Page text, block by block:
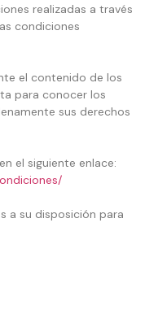
realizadas a través
condiciones
el contenido de los
para conocer los
sus derechos
el siguiente enlace:
a su disposición para